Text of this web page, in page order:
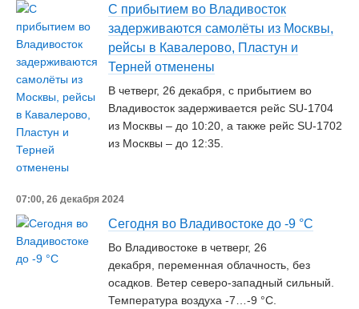
С прибытием во Владивосток
задерживаются самолёты из Москвы,
рейсы в Кавалерово, Пластун и
Терней отменены
В четверг, 26 декабря, с прибытием во
Владивосток задерживается рейс SU-1704
из Москвы – до 10:20, а также рейс SU-1702
из Москвы – до 12:35.
07:00, 26 декабря 2024
Сегодня во Владивостоке до -9 °C
Во Владивостоке в четверг, 26
декабря, переменная облачность, без
осадков. Ветер северо-западный сильный.
Температура воздуха -7…-9 °C.